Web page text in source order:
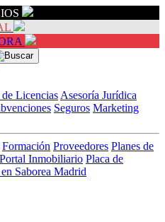
Licencias Asesoría Jurídica
Seguros Marketing
Formación Proveedores Planes de
Portal Inmobiliario Placa de
Saborea Madrid